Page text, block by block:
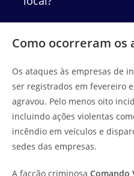
Como ocorreram os
Os ataques às empresas de
ser registrados em fevereiro
agravou. Pelo menos oito
incluindo ações violentas
incêndio em veículos e
sedes das empresas.
A facção criminosa Comando